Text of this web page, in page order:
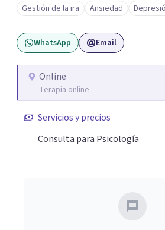
Gestión de la ira Ansiedad
WhatsApp Email
Online
Terapia online
Servicios y precios
Consulta para Psicología